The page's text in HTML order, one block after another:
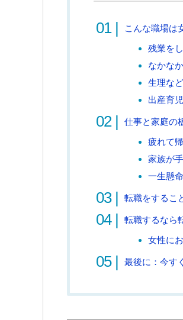
こんな職場は
残業を
なかな
生理な
出産育
仕事と家庭の
疲れて
家族が
一生懸
転職をするこ
転職するなら
女性に
最後に：今す